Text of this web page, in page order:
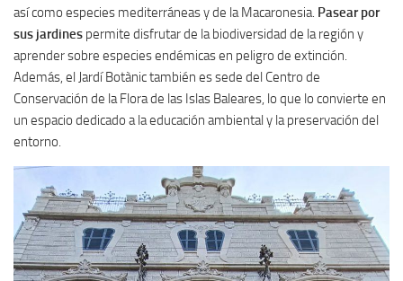
así como especies mediterráneas y de la Macaronesia. Pasear por
sus jardines permite disfrutar de la biodiversidad de la región y
aprender sobre especies endémicas en peligro de extinción.
Además, el Jardí Botànic también es sede del Centro de
Conservación de la Flora de las Islas Baleares, lo que lo convierte en
un espacio dedicado a la educación ambiental y la preservación del
entorno.